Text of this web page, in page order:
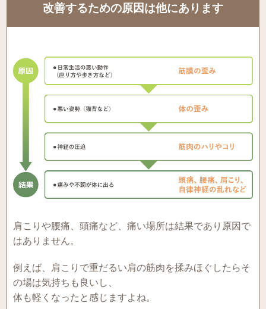
改善するための原因は他にあります
肩こりや腰痛、頭痛など、痛い場所は結果であり原因で
はありません。
例えば、肩こりで重だるい肩の筋肉を揉みほぐしたらそ
の場は気持ちも良いし、
体も軽くなったと感じますよね。